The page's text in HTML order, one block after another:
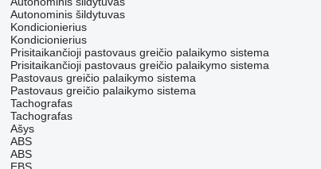
Autonominis šildytuvas
Kondicionierius
Kondicionierius
Prisitaikančioji pastovaus greičio palaikymo sistema
Prisitaikančioji pastovaus greičio palaikymo sistema
Pastovaus greičio palaikymo sistema
Pastovaus greičio palaikymo sistema
Tachografas
Tachografas
Ašys
ABS
ABS